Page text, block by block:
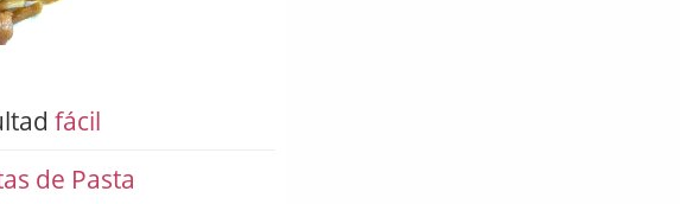
fácil
de Pasta